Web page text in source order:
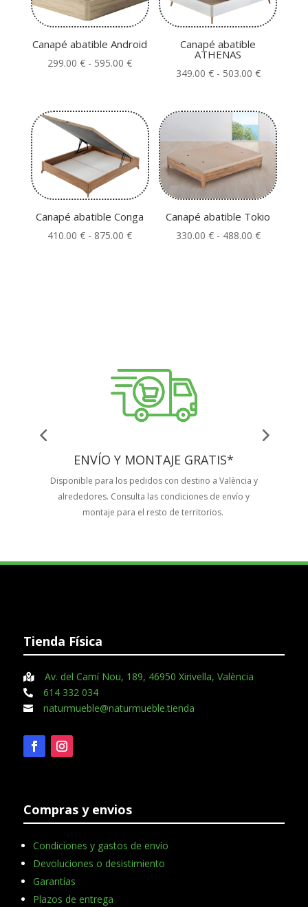
Canapé abatible Android
299.00€ - 595.00€Rango
desde
299.00 €
hasta
595.00 €
Canapé abatible
ATHENAS
349.00 € - 503.00 €Rango
precios:
desde
349.00 €
hasta
503.00 €
Canapé abatible Conga
410.00€ - 875.00€Rango
Canapé abatible Tokio
330.00 € - 488.00 €Rango
ENVÍO Y MONTAJE GRATIS*
Disponible para los pedidos con destino a València y
alrededores. Consulta las condiciones de envío y
montaje para el resto de territorios.
Tienda Física
 Av. del Camí Nou, 189, 46950 Xirivella, València
 614 332 034
 naturmueble@naturmueble.tienda
Compras y envios
Condiciones y gastos de envío
Devoluciones o desistimiento
Garantías
Plazos de entrega